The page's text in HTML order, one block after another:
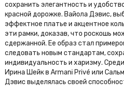
сохранить элегантность и
красной дорожке. Вайола Дэвис,
эффектное платье и акцентное
эти рамки, доказав, что роскошь
сдержанной. Ее образ стал
следовать новым стандартам,
индивидуальность и харизму.
Ирина Шейк в Armani Privé или
Дэвис выделялась своей